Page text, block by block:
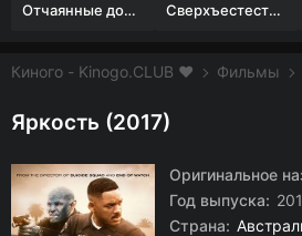
Отчаянные домохозяйки (1 сезон) Сверхъестественное
Киного - Kinogo.CLUB ❤️ Фильмы
Яркость (2017)
Оригинальное
Год выпуска:
Страна: